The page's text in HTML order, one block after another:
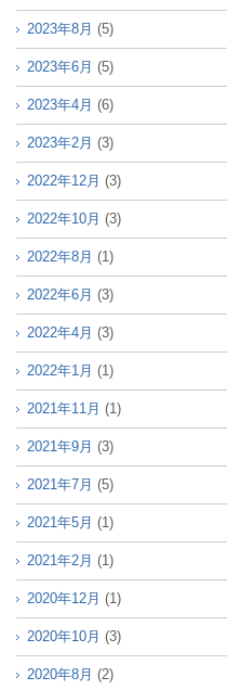
2023年8月 (5)
2023年6月 (5)
2023年4月 (6)
2023年2月 (3)
2022年12月 (3)
2022年10月 (3)
2022年8月 (1)
2022年6月 (3)
2022年4月 (3)
2022年1月 (1)
2021年11月 (1)
2021年9月 (3)
2021年7月 (5)
2021年5月 (1)
2021年2月 (1)
2020年12月 (1)
2020年10月 (3)
2020年8月 (2)